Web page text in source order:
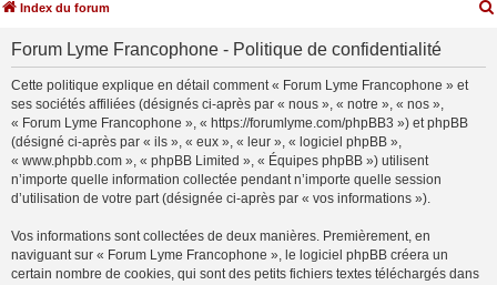
Index du forum
Forum Lyme Francophone - Politique de confidentialité
Cette politique explique en détail comment « Forum Lyme Francophone » et
ses sociétés affiliées (désignés ci-après par « nous », « notre », « nos »,
« Forum Lyme Francophone », « https://forumlyme.com/phpBB3 ») et phpBB
(désigné ci-après par « ils », « eux », « leur », « logiciel phpBB »,
« www.phpbb.com », « phpBB Limited », « Équipes phpBB ») utilisent
n’importe quelle information collectée pendant n’importe quelle session
d’utilisation de votre part (désignée ci-après par « vos informations »).
Vos informations sont collectées de deux manières. Premièrement, en
naviguant sur « Forum Lyme Francophone », le logiciel phpBB créera un
certain nombre de cookies, qui sont des petits fichiers textes téléchargés dans